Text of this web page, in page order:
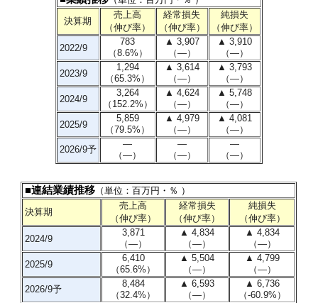
決算期
売上高
（伸び率）
経常損失
（伸び率）
純損失
（伸び率）
2022/9
783
（8.6%）
▲ 3,907
（―）
▲ 3,910
（―）
2023/9
1,294
（65.3%）
▲ 3,614
（―）
▲ 3,793
（―）
2024/9
3,264
（152.2%）
▲ 4,624
（―）
▲ 5,748
（―）
2025/9
5,859
（79.5%）
▲ 4,979
（―）
▲ 4,081
（―）
2026/9予
―
（―）
―
（―）
―
（―）
■連結業績推移 （単位：百万円・％ ）
決算期
売上高
（伸び率）
経常損失
（伸び率）
純損失
（伸び率）
2024/9
3,871
（―）
▲ 4,834
（―）
▲ 4,834
（―）
2025/9
6,410
（65.6%）
▲ 5,504
（―）
▲ 4,799
（―）
2026/9予
8,484
（32.4%）
▲ 6,593
（―）
▲ 6,736
（-60.9%）